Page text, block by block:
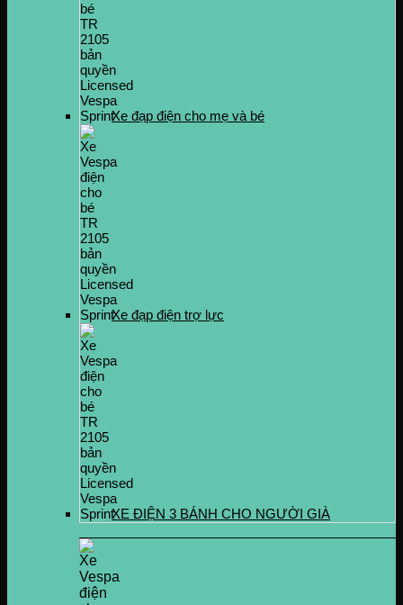
Xe đạp điện cho mẹ và bé
Xe đạp điện trợ lực
XE ĐIỆN 3 BÁNH CHO NGƯỜI GIÀ